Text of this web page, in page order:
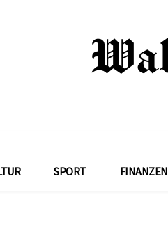
SPORT FINANZEN